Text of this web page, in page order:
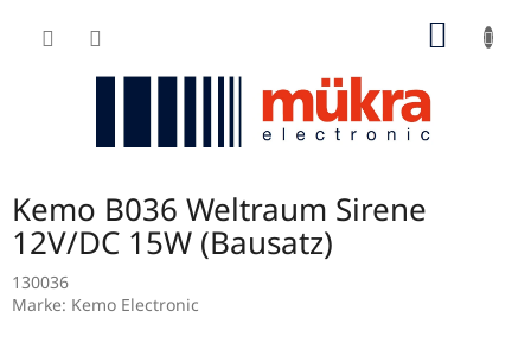
Inhalt
Kemo B036 Weltraum Sirene
12V/DC 15W (Bausatz)
130036
Marke: Kemo Electronic